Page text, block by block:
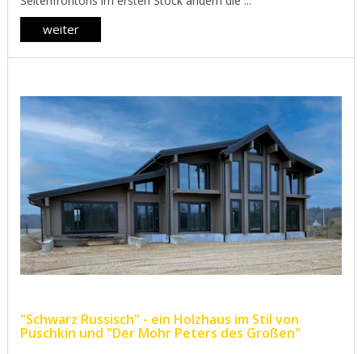
weiter
"Schwarz Russisch" - ein Holzhaus im Stil von
Puschkin und "Der Mohr Peters des Großen"